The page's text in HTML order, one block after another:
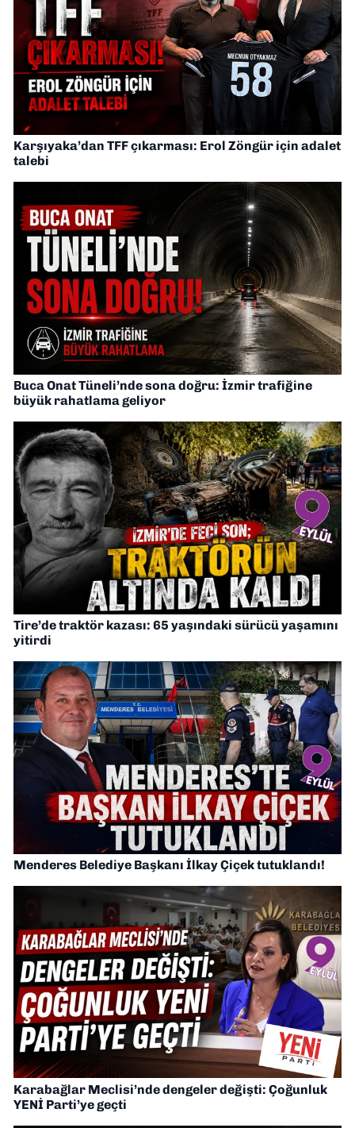
Karşıyaka’dan TFF çıkarması: Erol Zöngür için adalet
talebi
Buca Onat Tüneli’nde sona doğru: İzmir trafiğine
büyük rahatlama geliyor
Tire’de traktör kazası: 65 yaşındaki sürücü yaşamını
yitirdi
Menderes Belediye Başkanı İlkay Çiçek tutuklandı!
Karabağlar Meclisi’nde dengeler değişti: Çoğunluk
YENİ Parti’ye geçti